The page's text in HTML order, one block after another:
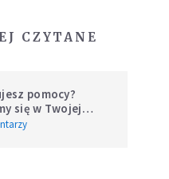
CZYTANE
pomocy?
się w Twojej